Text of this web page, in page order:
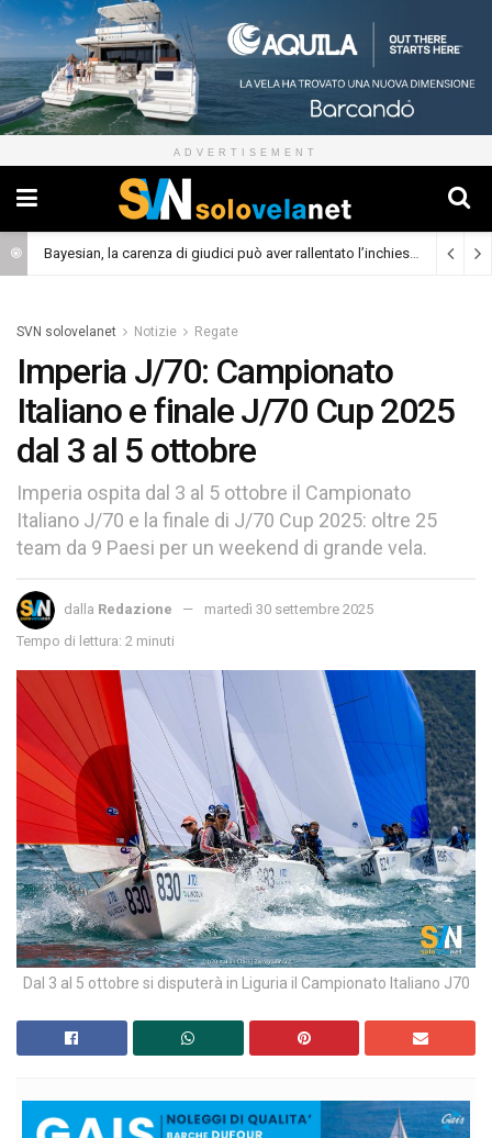
ADVERTISEMENT
Bayesian, la carenza di giudici può aver rallentato l’inchiesta (Cronaca)
SVN solovelanet Notizie Regate
Imperia J/70: Campionato
Italiano e finale J/70 Cup 2025
dal 3 al 5 ottobre
Imperia ospita dal 3 al 5 ottobre il Campionato
Italiano J/70 e la finale di J/70 Cup 2025: oltre 25
team da 9 Paesi per un weekend di grande vela.
dalla Redazione
martedì 30 settembre 2025
Tempo di lettura: 2 minuti
Dal 3 al 5 ottobre si disputerà in Liguria il Campionato Italiano J70